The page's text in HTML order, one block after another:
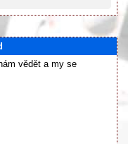
vědět a my se